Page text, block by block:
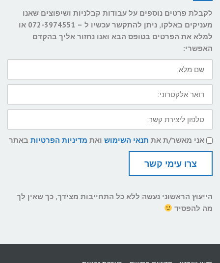
לקבלת פרטים נוספים על עבודות קבלניות ושיפוצים שאנו
מעניקים באלקו, ניתן להתקשר עכשיו ל – 072-3974551 או
למלא את הפרטים בטופס הבא ואנו נחזור אליך בהקדם
האפשרי:
שם
מלא:
דואר
אלקטרוני:
טלפון
ליצירת
קשר:
תנאי
שימוש
ומדיניות
פרטיות
אני מאשר/ת את תנאי השימוש ואת מדיניות הפרטיות באתר
צרו עימי קשר
הייעוץ הראשוני נעשה ללא כל התחייבות מצידך, כך שאין לך
מה להפסיד